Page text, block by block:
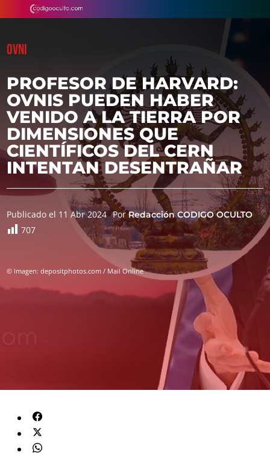
OVNI
PROFESOR DE HARVARD:
OVNIS PUEDEN HABER
VENIDO A LA TIERRA POR
DIMENSIONES QUE
CIENTÍFICOS DEL CERN
INTENTAN DESENTRAÑAR
Publicado el 11 Abr 2024 PorRedacción CODIGO OCULTO
707
© Imagen: depositphotos.com / Mail Online